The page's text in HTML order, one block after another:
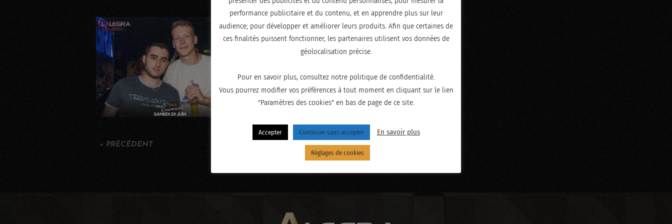
« PRÉCÉDENT
performance publicitaire et du contenu, et en apprendre plus sur leur
audience; pour développer et améliorer leurs produits. Afin que certaines de
ces finalités puissent fonctionner, les partenaires utilisent vos données de
géolocalisation précise.
Pour en savoir plus, consultez notre politique de confidentialité.
Vous pourrez modifier vos préférences à tout moment en cliquant sur le lien
"Paramètres des cookies" en bas de page de ce site.
Accepter Continuer sans accepter En savoir plus
Réglages de cookies